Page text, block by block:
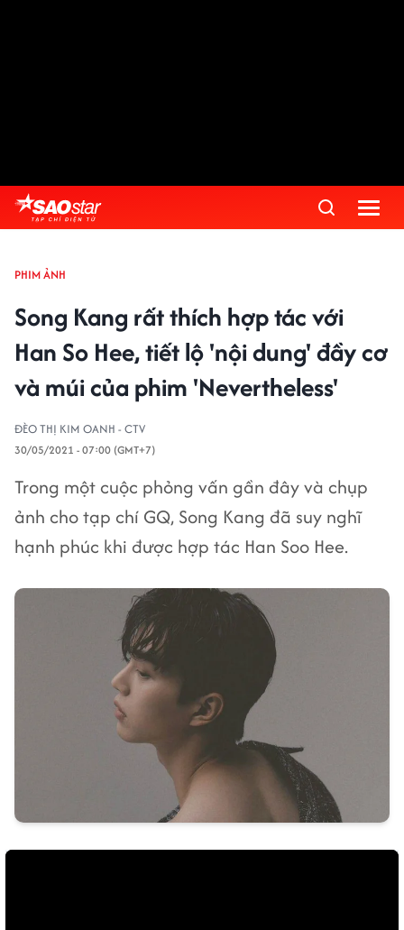
PHIM ẢNH
Song Kang rất thích hợp tác với
Han So Hee, tiết lộ 'nội dung' đầy cơ
và múi của phim 'Nevertheless'
ĐÈO THỊ KIM OANH - CTV
30/05/2021 - 07:00 (GMT+7)
Trong một cuộc phỏng vấn gần đây và chụp
ảnh cho tạp chí GQ, Song Kang đã suy nghĩ
hạnh phúc khi được hợp tác Han Soo Hee.